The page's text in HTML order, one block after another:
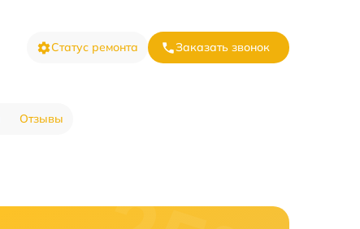
Статус ремонта Заказать звонок
Отзывы